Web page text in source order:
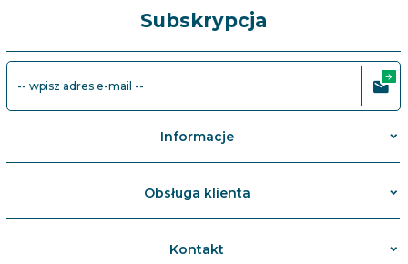
Subskrypcja
-- wpisz adres e-mail --
Informacje
Obsługa klienta
Kontakt